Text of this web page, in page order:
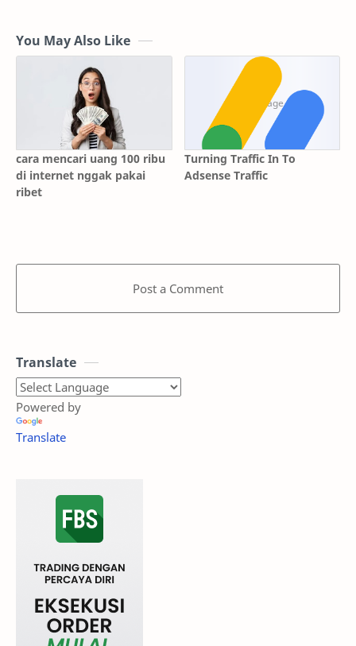
You May Also Like
cara mencari uang 100 ribu
di internet nggak pakai
ribet
Turning Traffic In To
Adsense Traffic
Post a Comment
Translate
Powered by
Translate